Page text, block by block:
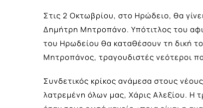
Στις 2 Οκτωβρίου, στο Ηρώδειο, θα
Δημήτρη Μητροπάνο. Υπότιτλος του
του Ηρωδείου θα καταθέσουν τη δική
Μητροπάνος, τραγουδιστές νεότεροι
Συνδετικός κρίκος ανάμεσα στους
λατρεμένη όλων μας, Χάρις Αλεξίου. Η